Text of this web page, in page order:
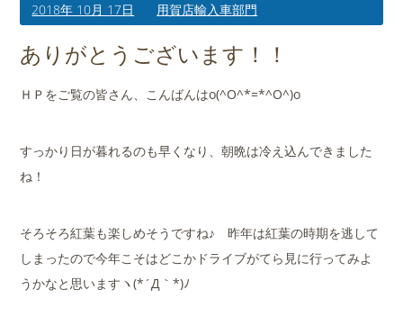
買取査定のご案内
店舗案内
会社概要
2018年 10月 17日 用賀店輸入車部門
ありがとうございます！！
ＨＰをご覧の皆さん、こんばんはo(^O^*=*^O^)o
すっかり日が暮れるのも早くなり、朝晩は冷え込んできました
ね！
そろそろ紅葉も楽しめそうですね♪ 昨年は紅葉の時期を逃して
しまったので今年こそはどこかドライブがてら見に行ってみよ
うかなと思いますヽ(*´Д｀*)ﾉ